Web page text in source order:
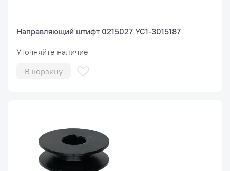
Направляющий штифт 0215027 YC1-3015187
Уточняйте наличие
В корзину